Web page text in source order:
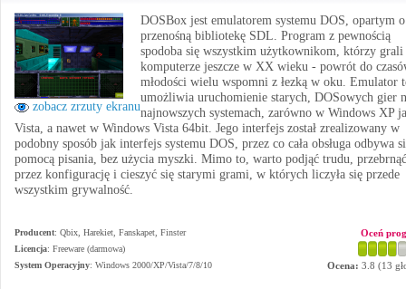
zobacz zrzuty ekranu
DOSBox jest emulatorem systemu DOS, opartym o
przenośną bibliotekę SDL. Program z pewnością
spodoba się wszystkim użytkownikom, którzy grali
komputerze jeszcze w XX wieku - powrót do
młodości wielu wspomni z łezką w oku. Emulator
umożliwia uruchomienie starych, DOSowych gier
najnowszych systemach, zarówno w Windows XP
Vista, a nawet w Windows Vista 64bit. Jego interfejs został zrealizowany w
podobny sposób jak interfejs systemu DOS, przez co cała obsługa odbywa
pomocą pisania, bez użycia myszki. Mimo to, warto podjąć trudu, przebrnąć
przez konfigurację i cieszyć się starymi grami, w których liczyła się przede
wszystkim grywalność.
Producent: Qbix, Harekiet, Fanskapet, Finster
Licencja: Freeware (darmowa)
System Operacyjny: Windows 2000/XP/Vista/7/8/10
Oceń
Ocena: 3.8 (13